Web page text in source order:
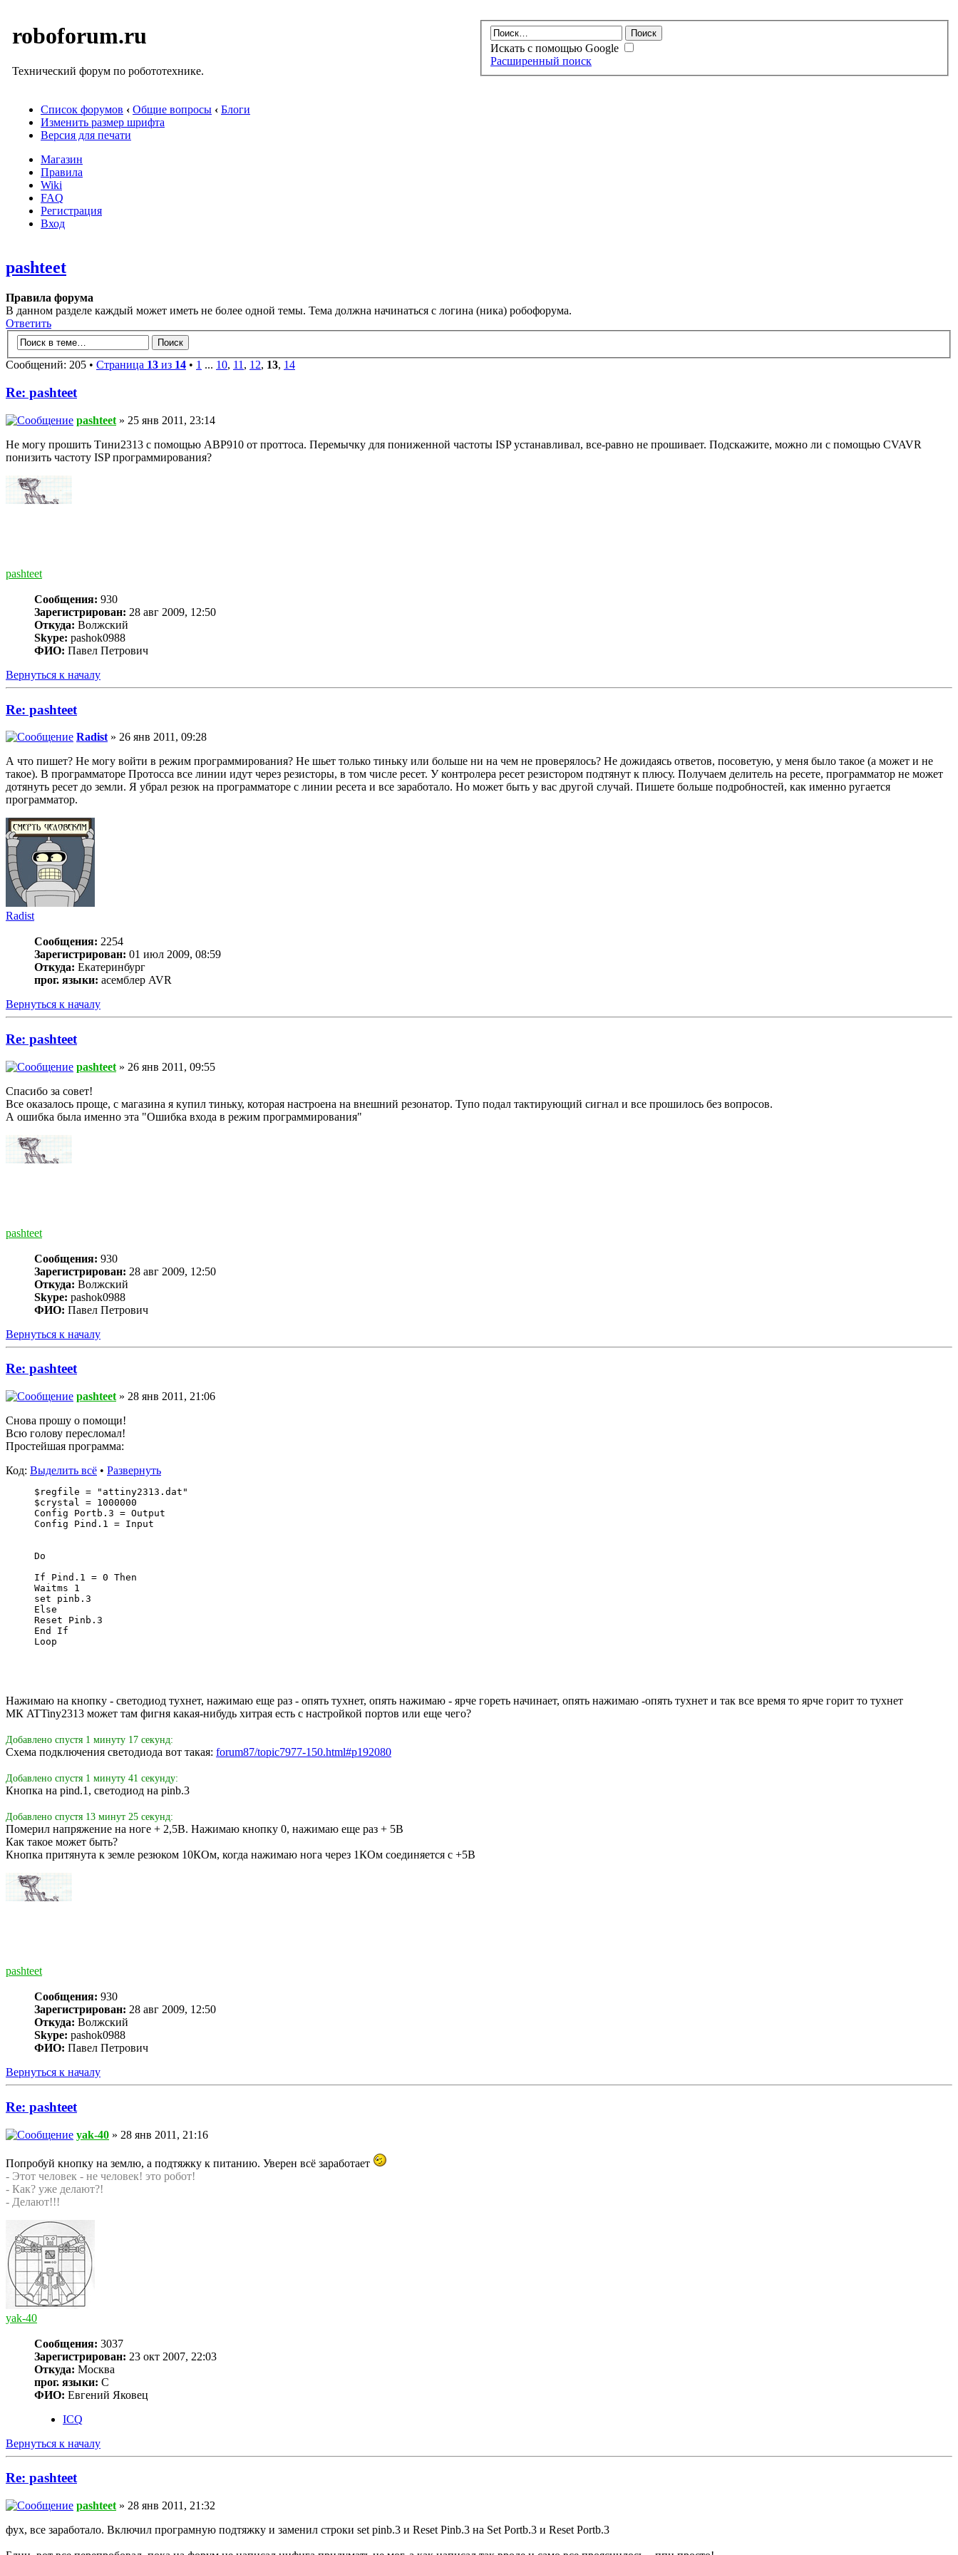
roboforum.ru
Технический форум по робототехнике.
Искать с помощью Google
Расширенный поиск
Список форумов ‹ Общие вопросы ‹ Блоги
Изменить размер шрифта
Версия для печати
Магазин
Правила
Wiki
FAQ
Регистрация
Вход
pashteet
Правила форума
В данном разделе каждый может иметь не более одной темы. Тема должна начинаться с логина (ника) робофорума.
Ответить
Сообщений: 205 • Страница 13 из 14 • 1 ... 10, 11, 12, 13, 14
Re: pashteet
pashteet » 25 янв 2011, 23:14
Не могу прошить Тини2313 с помощью АВР910 от проттоса. Перемычку для пониженной частоты ISP устанавливал, все-равно не прошивает. Подскажите, можно ли с помощью CVAVR
понизить частоту ISP программирования?
pashteet
Сообщения: 930
Зарегистрирован: 28 авг 2009, 12:50
Откуда: Волжский
Skype: pashok0988
ФИО: Павел Петрович
Вернуться к началу
Re: pashteet
Radist » 26 янв 2011, 09:28
А что пишет? Не могу войти в режим программирования? Не шьет только тиньку или больше ни на чем не проверялось? Не дожидаясь ответов, посоветую, у меня было такое (а может и не
такое). В программаторе Протосса все линии идут через резисторы, в том числе ресет. У контролера ресет резистором подтянут к плюсу. Получаем делитель на ресете, программатор не может
дотянуть ресет до земли. Я убрал резюк на программаторе с линии ресета и все заработало. Но может быть у вас другой случай. Пишете больше подробностей, как именно ругается
программатор.
Radist
Сообщения: 2254
Зарегистрирован: 01 июл 2009, 08:59
Откуда: Екатеринбург
прог. языки: асемблер AVR
Вернуться к началу
Re: pashteet
pashteet » 26 янв 2011, 09:55
Спасибо за совет!
Все оказалось проще, с магазина я купил тиньку, которая настроена на внешний резонатор. Тупо подал тактирующий сигнал и все прошилось без вопросов.
А ошибка была именно эта "Ошибка входа в режим программирования"
pashteet
Сообщения: 930
Зарегистрирован: 28 авг 2009, 12:50
Откуда: Волжский
Skype: pashok0988
ФИО: Павел Петрович
Вернуться к началу
Re: pashteet
pashteet » 28 янв 2011, 21:06
Снова прошу о помощи!
Всю голову пересломал!
Простейшая программа:
Код: Выделить всё • Развернуть
$regfile = "attiny2313.dat"
$crystal = 1000000
Config Portb.3 = Output
Config Pind.1 = Input
Do
If Pind.1 = 0 Then
Waitms 1
set pinb.3
Else
Reset Pinb.3
End If
Loop
Нажимаю на кнопку - светодиод тухнет, нажимаю еще раз - опять тухнет, опять нажимаю - ярче гореть начинает, опять нажимаю -опять тухнет и так все время то ярче горит то тухнет
МК ATTiny2313 может там фигня какая-нибудь хитрая есть с настройкой портов или еще чего?
Добавлено спустя 1 минуту 17 секунд:
Схема подключения светодиода вот такая: forum87/topic7977-150.html#p192080
Добавлено спустя 1 минуту 41 секунду:
Кнопка на pind.1, светодиод на pinb.3
Добавлено спустя 13 минут 25 секунд:
Померил напряжение на ноге + 2,5В. Нажимаю кнопку 0, нажимаю еще раз + 5В
Как такое может быть?
Кнопка притянута к земле резюком 10КОм, когда нажимаю нога через 1КОм соединяется с +5В
pashteet
Сообщения: 930
Зарегистрирован: 28 авг 2009, 12:50
Откуда: Волжский
Skype: pashok0988
ФИО: Павел Петрович
Вернуться к началу
Re: pashteet
yak-40 » 28 янв 2011, 21:16
Попробуй кнопку на землю, а подтяжку к питанию. Уверен всё заработает
- Этот человек - не человек! это робот!
- Как? уже делают?!
- Делают!!!
yak-40
Сообщения: 3037
Зарегистрирован: 23 окт 2007, 22:03
Откуда: Москва
прог. языки: С
ФИО: Евгений Яковец
ICQ
Вернуться к началу
Re: pashteet
pashteet » 28 янв 2011, 21:32
фух, все заработало. Включил програмную подтяжку и заменил строки set pinb.3 и Reset Pinb.3 на Set Portb.3 и Reset Portb.3